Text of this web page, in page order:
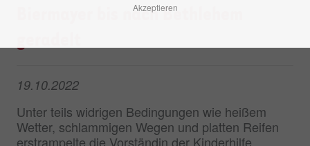
Biermayer bis nach Bethlehem
19.10.2022
Unter teils widrigen Bedingungen wie heißem
Wetter, schlammigen Wegen und platten Reifen
erstrampelte die Vorständin der Kinderhilfe
Akzeptieren